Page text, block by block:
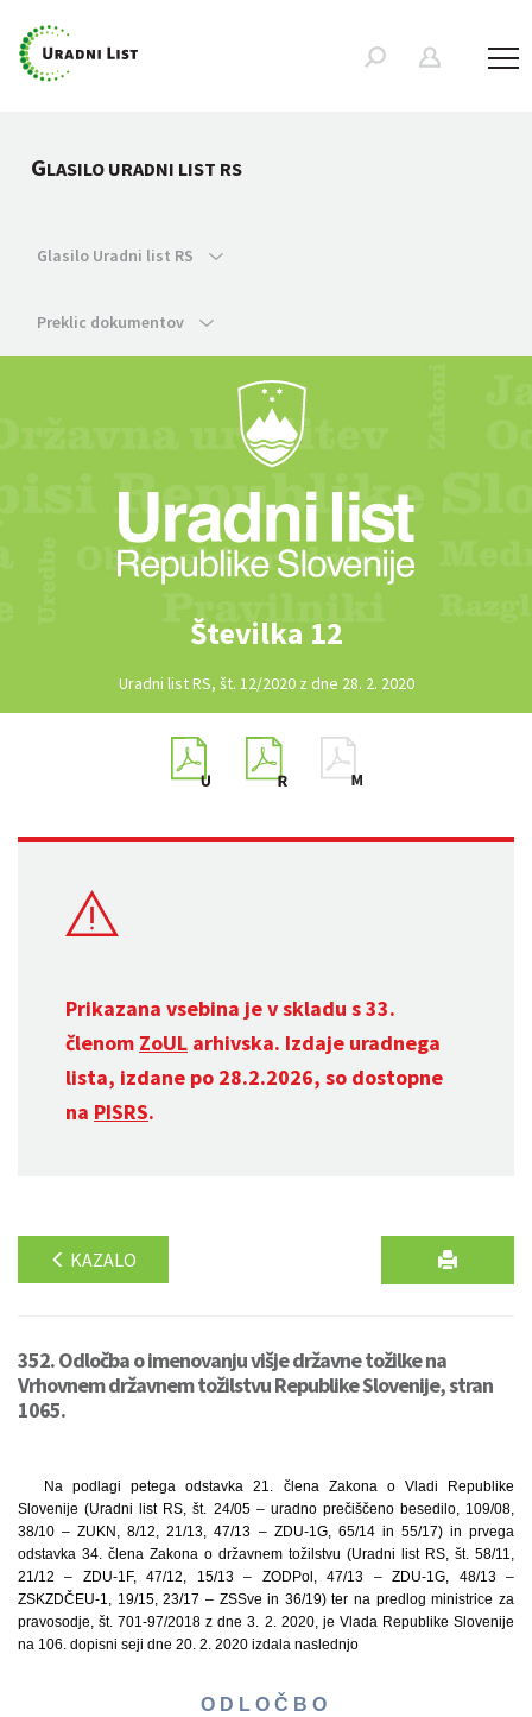
GLASILO URADNI LIST RS
Glasilo Uradni list RS
Preklic dokumentov
Številka 12
Uradni list RS, št. 12/2020 z dne 28. 2. 2020
Prikazana vsebina je v skladu s 33.
členom ZoUL arhivska. Izdaje uradnega
lista, izdane po 28.2.2026, so dostopne
na PISRS.
KAZALO
352. Odločba o imenovanju višje državne tožilke na
Vrhovnem državnem tožilstvu Republike Slovenije, stran
1065.
Na podlagi petega odstavka 21. člena Zakona o Vladi Republike
Slovenije (Uradni list RS, št. 24/05 – uradno prečiščeno besedilo, 109/08,
38/10 – ZUKN, 8/12, 21/13, 47/13 – ZDU-1G, 65/14 in 55/17) in prvega
odstavka 34. člena Zakona o državnem tožilstvu (Uradni list RS, št. 58/11,
21/12 – ZDU-1F, 47/12, 15/13 – ZODPol, 47/13 – ZDU-1G, 48/13 –
ZSKZDČEU-1, 19/15, 23/17 – ZSSve in 36/19) ter na predlog ministrice za
pravosodje, št. 701-97/2018 z dne 3. 2. 2020, je Vlada Republike Slovenije
na 106. dopisni seji dne 20. 2. 2020 izdala naslednjo
O D L O Č B O